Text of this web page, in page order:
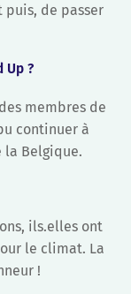
de passer
Up ?
membres de
continuer à
la Belgique.
ils.elles ont
le climat. La
!